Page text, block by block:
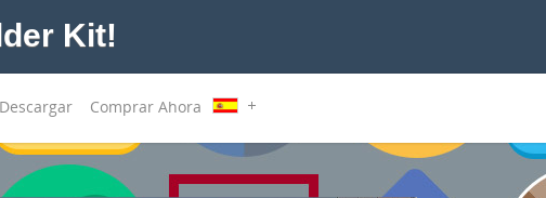
Descargar Comprar Ahora
Kit!